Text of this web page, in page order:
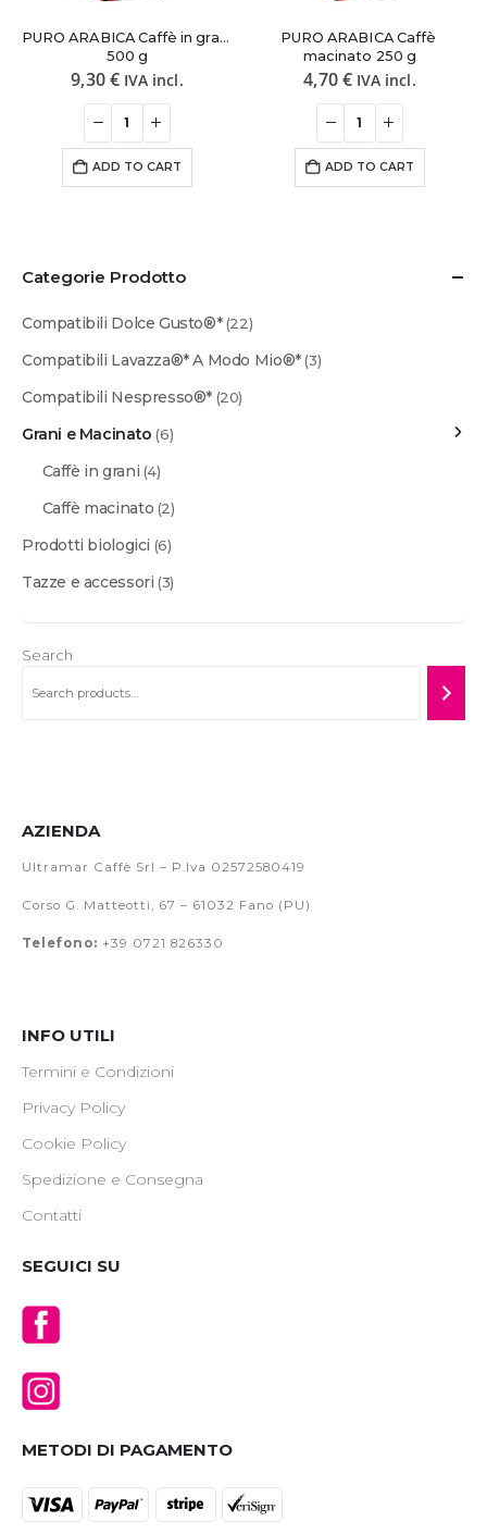
PURO ARABICA Caffè in grani
500 g
9,30€ IVA incl.
ADD TO CART
PURO ARABICA Caffè
macinato 250 g
4,70€ IVA incl.
ADD TO CART
Categorie Prodotto
Compatibili Dolce Gusto®* (22)
Compatibili Lavazza®* A Modo Mio®* (3)
Compatibili Nespresso®* (20)
Grani e Macinato (6)
Caffè in grani (4)
Caffè macinato (2)
Prodotti biologici (6)
Tazze e accessori (3)
Search
AZIENDA
Ultramar Caffè Srl – P.Iva 02572580419
Corso G. Matteotti, 67 – 61032 Fano (PU)
Telefono: +39 0721 826330
INFO UTILI
Termini e Condizioni
Privacy Policy
Cookie Policy
Spedizione e Consegna
Contatti
SEGUICI SU
METODI DI PAGAMENTO